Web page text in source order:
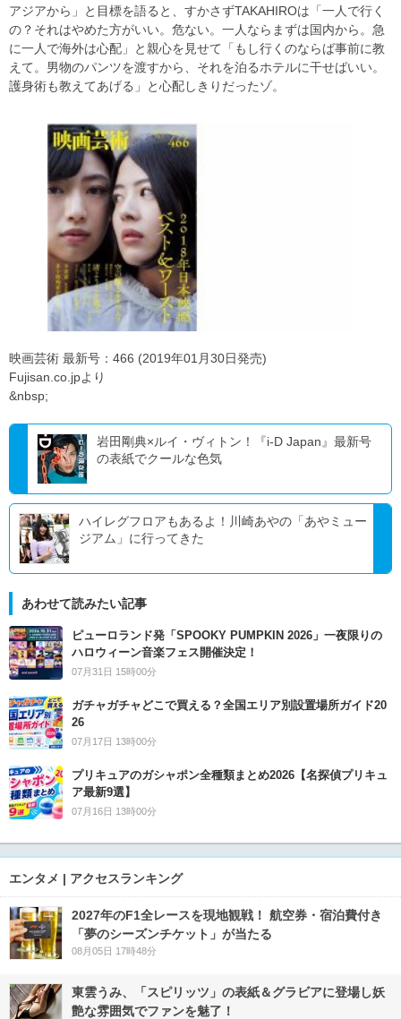
アジアから」と目標を語ると、すかさずTAKAHIROは「一人で行く
の？それはやめた方がいい。危ない。一人ならまずは国内から。急
に一人で海外は心配」と親心を見せて「もし行くのならば事前に教
えて。男物のパンツを渡すから、それを泊るホテルに干せばいい。
護身術も教えてあげる」と心配しきりだったゾ。
映画芸術 最新号：466 (2019年01月30日発売)
Fujisan.co.jpより
&nbsp;
岩田剛典×ルイ・ヴィトン！『i-D Japan』最新号
の表紙でクールな色気
ハイレグフロアもあるよ！川崎あやの「あやミュー
ジアム」に行ってきた
あわせて読みたい記事
ピューロランド発「SPOOKY PUMPKIN 2026」一夜限りの
ハロウィーン音楽フェス開催決定！
07月31日 15時00分
ガチャガチャどこで買える？全国エリア別設置場所ガイド20
26
07月17日 13時00分
プリキュアのガシャポン全種類まとめ2026【名探偵プリキュ
ア最新9選】
07月16日 13時00分
エンタメ | アクセスランキング
2027年のF1全レースを現地観戦！ 航空券・宿泊費付き
「夢のシーズンチケット」が当たる
08月05日 17時48分
東雲うみ、「スピリッツ」の表紙＆グラビアに登場し妖
艶な雰囲気でファンを魅了！